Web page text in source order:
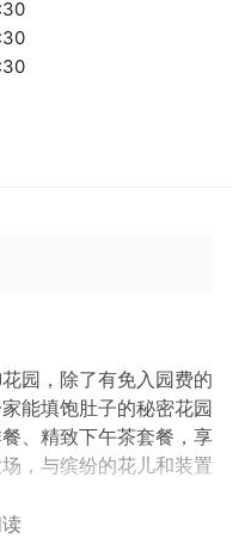
园，除了有免入园费的
能填饱肚子的秘密花园
、精致下午茶套餐，享
，与缤纷的花儿和装置